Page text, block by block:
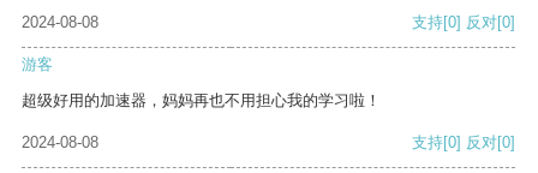
2024-08-08
支持[0] 反对[0]
游客
超级好用的加速器，妈妈再也不用担心我的学习啦！
2024-08-08 支持[0] 反对[0]